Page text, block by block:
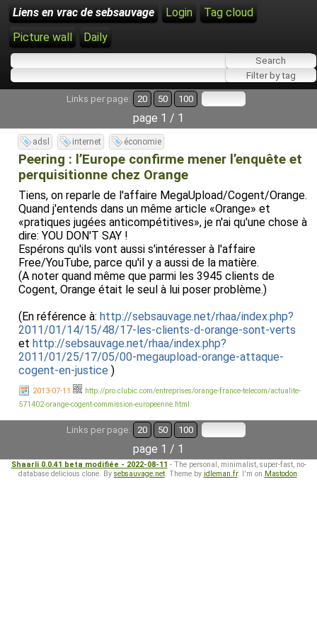
Liens en vrac de sebsauvage Login
Tag cloud
Picture wall
Daily
Links per page: 20 50 100
page 1 / 1
adsl internet économie
Peering : l’Europe confirme mener l’enquête et
perquisitionne chez Orange
Tiens, on reparle de l'affaire MegaUpload/Cogent/Orange.
Quand j'entends dans un même article «Orange» et
«pratiques jugées anticompétitives», je n'ai qu'une chose à
dire: YOU DON'T SAY !
Espérons qu'ils vont aussi s'intéresser à l'affaire
Free/YouTube, parce qu'il y a aussi de la matière.
(A noter quand même que parmi les 3945 clients de
Cogent, Orange était le seul à lui poser problème.)
(En référence à: http://sebsauvage.net/rhaa/index.php?
2011/01/14/15/48/17-les-clients-d-orange-sont-verts
et http://sebsauvage.net/rhaa/index.php?
2011/01/25/17/05/00-megaupload-orange-attaque-
cogent-en-justice )
2013-07-11
http://pro.clubic.com/entreprises/orange-france-telecom/actualite-
571402-orange-cogent-commission-europeenne.html
Links per page: 20 50 100
page 1 / 1
Shaarli 0.0.41 beta modifiée - 2022-08-11 - The personal, minimalist, super-fast, no-
database delicious clone. By sebsauvage.net. Theme by idleman.fr. I'm on Mastodon.